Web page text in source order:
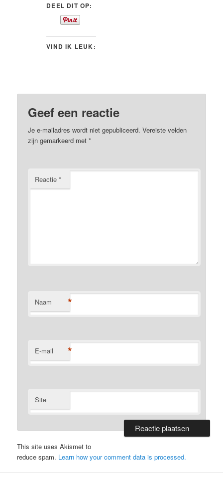
DEEL DIT OP:
VIND IK LEUK:
Geef een reactie
Je e-mailadres wordt niet gepubliceerd. Vereiste velden
zijn gemarkeerd met*
Reactie*
Naam *
E-mail *
Site
This site uses Akismet to
reduce spam. Learn how your comment data is processed.